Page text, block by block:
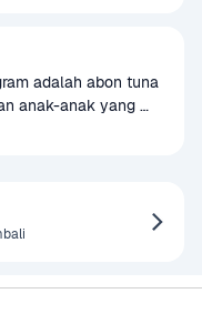
adalah abon tuna
anak-anak yang
Produk ini
pertumbuhan serta
3 yang penting